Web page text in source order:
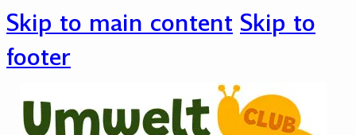
Skip to main content Skip to
footer